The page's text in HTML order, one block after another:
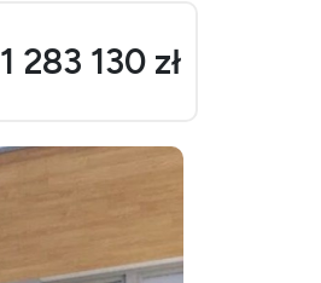
1 283 130 zł